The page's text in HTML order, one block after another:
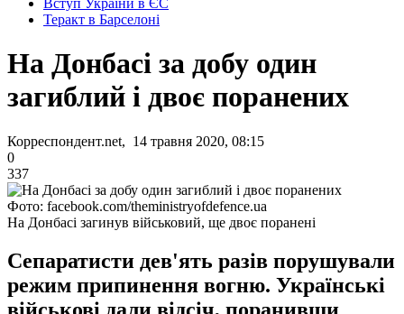
Вступ України в ЄС
Теракт в Барселоні
На Донбасі за добу один
загиблий і двоє поранених
Корреспондент.net, 14 травня 2020, 08:15
0
337
Фото: facebook.com/theministryofdefence.ua
На Донбасі загинув військовий, ще двоє поранені
Сепаратисти дев'ять разів порушували
режим припинення вогню. Українські
військові дали відсіч, поранивши